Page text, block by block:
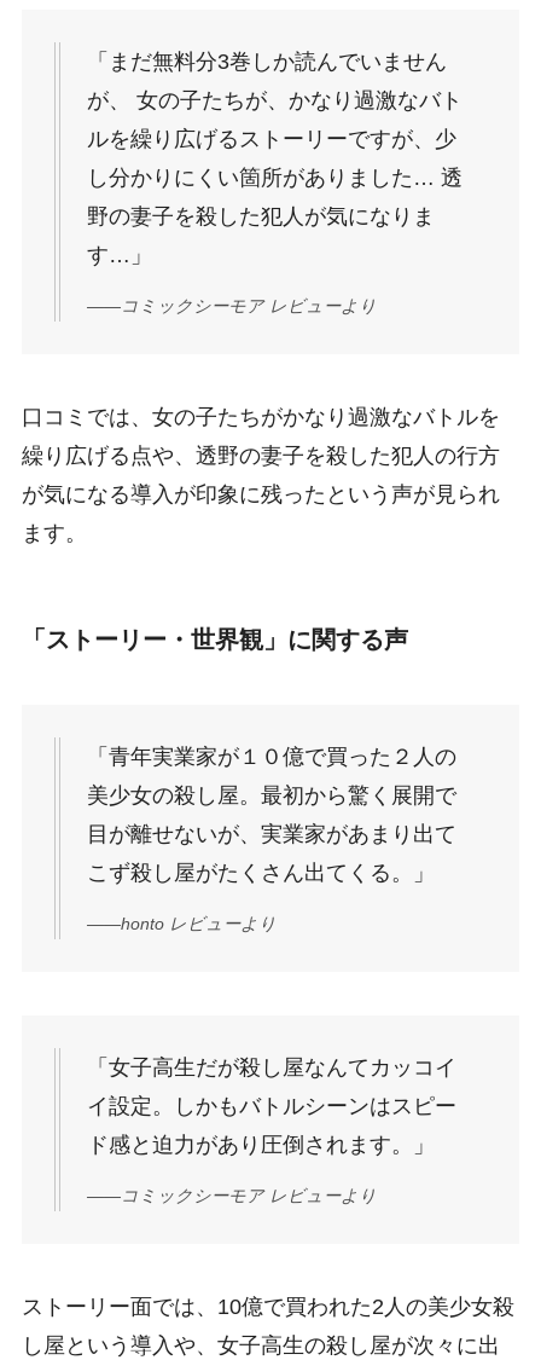
「まだ無料分3巻しか読んでいません
が、 女の子たちが、かなり過激なバト
ルを繰り広げるストーリーですが、少
し分かりにくい箇所がありました… 透
野の妻子を殺した犯人が気になりま
す…」
——コミックシーモア レビューより
口コミでは、女の子たちがかなり過激なバトルを
繰り広げる点や、透野の妻子を殺した犯人の行方
が気になる導入が印象に残ったという声が見られ
ます。
「ストーリー・世界観」に関する声
「青年実業家が１０億で買った２人の
美少女の殺し屋。最初から驚く展開で
目が離せないが、実業家があまり出て
こず殺し屋がたくさん出てくる。」
——honto レビューより
「女子高生だが殺し屋なんてカッコイ
イ設定。しかもバトルシーンはスピー
ド感と迫力があり圧倒されます。」
——コミックシーモア レビューより
ストーリー面では、10億で買われた2人の美少女殺
し屋という導入や、女子高生の殺し屋が次々に出